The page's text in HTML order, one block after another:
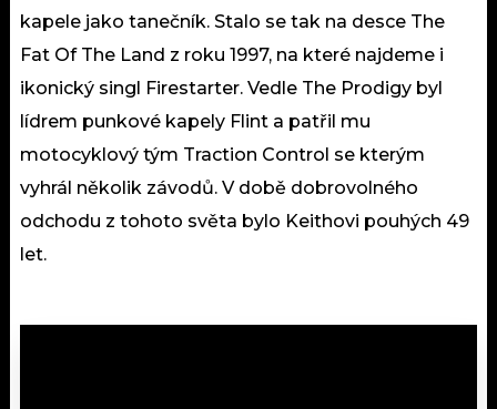
kapele jako tanečník. Stalo se tak na desce The
Fat Of The Land z roku 1997, na které najdeme i
ikonický singl Firestarter. Vedle The Prodigy byl
lídrem punkové kapely Flint a patřil mu
motocyklový tým Traction Control se kterým
vyhrál několik závodů. V době dobrovolného
odchodu z tohoto světa bylo Keithovi pouhých 49
let.